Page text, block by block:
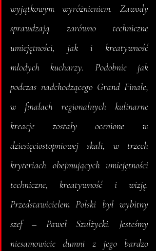
wyjątkowym wyróżnieniem. Zawody
sprawdzają zarówno techniczne
umiejętności, jak i kreatywność
młodych kucharzy. Podobnie jak
podczas nadchodzącego Grand Finale,
w finałach regionalnych kulinarne
kreacje zostały ocenione w
dziesięciostopniowej skali, w trzech
kryteriach obejmujących umiejętności
techniczne, kreatywność i wizję.
Przedstawicielem Polski był wybitny
szef – Paweł Szulżycki. Jesteśmy
niesamowicie dumni z jego bardzo